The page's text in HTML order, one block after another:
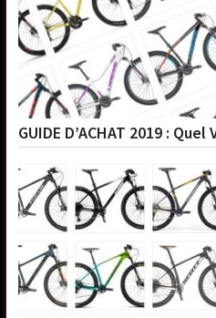
GUIDE D’ACHAT 2019 :